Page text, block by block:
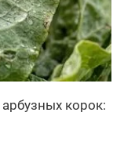
корок: